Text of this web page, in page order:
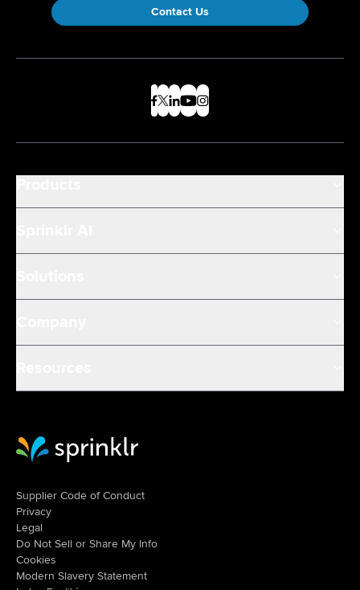
Contact Us
Sprinklr Website Home
Supplier Code of Conduct
Privacy
Legal
Do Not Sell or Share My Info
Cookies
Modern Slavery Statement